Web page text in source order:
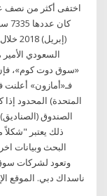
اختفى أكثر من نصف
السعودي
«سوق دوت كوم»،
فـ«أمازون» أعلنت
المتحدة) المحدود
الصندوق
ذلك يعتبر
البحث وبيانات
وتعود لشركات
ناسداك دبي. الموقع